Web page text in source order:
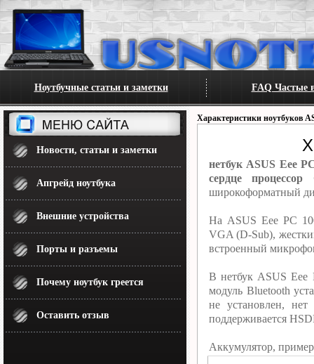
Ноутбучные статьи и заметки FAQ Частые
Новости, статьи и заметки
Апгрейд ноутбука
Внешние устройства
Порты и разъемы
Почему ноутбук греется
Оставить отзыв
Характеристики ноутбуков
нетбук ASUS Eee
сердце
широкоформатный
На ASUS Eee PC
VGA (D-Sub),
встроенный
В нетбук ASUS Eee
модуль Bluetooth
не установлен,
поддерживается
Аккумулятор,